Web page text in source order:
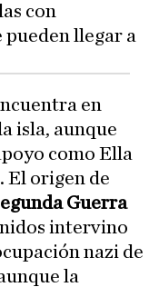
con
llegar a
en
isla, aunque
como Ella
El origen de
Guerra
intervino
nazi de
la